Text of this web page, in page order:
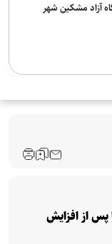
آزاد مشکین شهر
پس از افزایش